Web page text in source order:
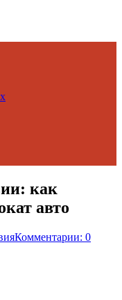
как
авто
Комментарии: 0